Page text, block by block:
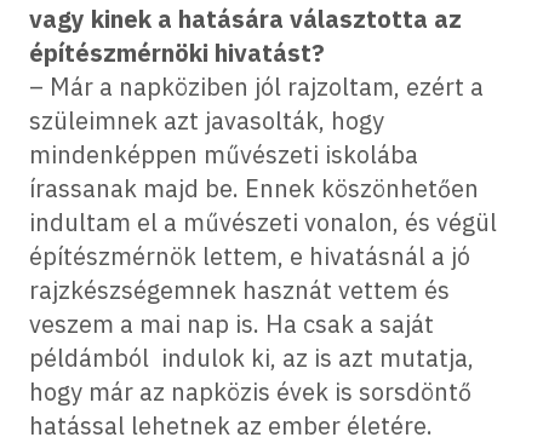
vagy kinek a hatására választotta az
építészmérnöki hivatást?
– Már a napköziben jól rajzoltam, ezért a
szüleimnek azt javasolták, hogy
mindenképpen művészeti iskolába
írassanak majd be. Ennek köszönhetően
indultam el a művészeti vonalon, és végül
építészmérnök lettem, e hivatásnál a jó
rajzkészségemnek hasznát vettem és
veszem a mai nap is. Ha csak a saját
példámból indulok ki, az is azt mutatja,
hogy már az napközis évek is sorsdöntő
hatással lehetnek az ember életére.